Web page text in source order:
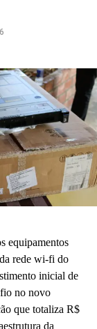
equipamentos
rede wi-fi do
inicial de
no novo
que totaliza R$
da